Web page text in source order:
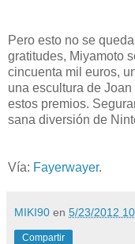
Pero esto no se
gratitudes, Miyamoto
cincuenta mil euros,
una escultura de
estos premios.
sana diversión de
Vía: Fayerwayer.
MIKI90 en 5/23/2012
Compartir